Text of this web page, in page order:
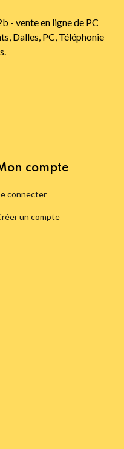
- vente en ligne de PC
Dalles, PC, Téléphonie
compte
connecter
un compte